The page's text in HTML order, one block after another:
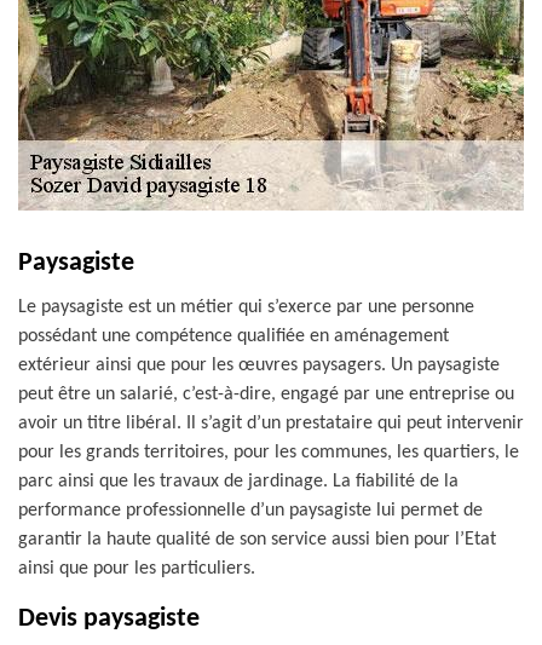
Paysagiste
Le paysagiste est un métier qui s’exerce par une personne
possédant une compétence qualifiée en aménagement
extérieur ainsi que pour les œuvres paysagers. Un paysagiste
peut être un salarié, c’est-à-dire, engagé par une entreprise ou
avoir un titre libéral. Il s’agit d’un prestataire qui peut intervenir
pour les grands territoires, pour les communes, les quartiers, le
parc ainsi que les travaux de jardinage. La fiabilité de la
performance professionnelle d’un paysagiste lui permet de
garantir la haute qualité de son service aussi bien pour l’Etat
ainsi que pour les particuliers.
Devis paysagiste